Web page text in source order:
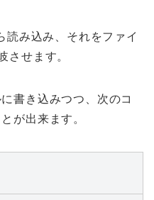
読み込み、それをファイ
させます。
書き込みつつ、次のコ
が出来ます。